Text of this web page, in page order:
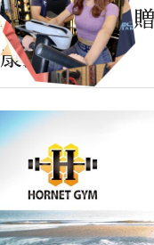
未来の自分に
康投資”